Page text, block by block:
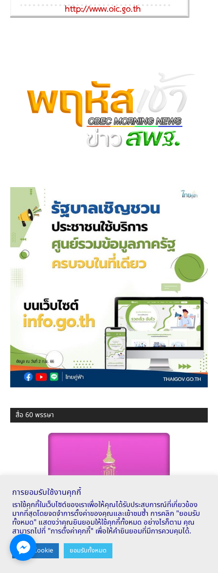
สื่อ 60 พรรษา
การยอมรับใช้งานคุกกี้
เราใช้คุกกี้ในเว็บไซต์ของเราเพื่อให้คุณได้รับประสบการณ์ที่เกี่ยวข้อง
มากที่สุดโดยจดจำการตั้งค่าของคุณและเข้าชมซ้ำ การคลิก "ยอมรับ
ทั้งหมด" แสดงว่าคุณยินยอมให้ใช้คุกกี้ทั้งหมด อย่างไรก็ตาม คุณ
สามารถไปที่ "การตั้งค่าคุกกี้" เพื่อให้คำยินยอมที่มีการควบคุมได้.
ตั้งค่า Cookie ยอมรับทั้งหมด